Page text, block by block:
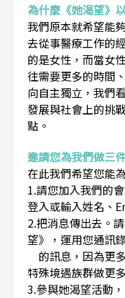
為什麼《她渴望》
我們原本就希望能
去從事醫療工作的
的是女性，而當女
往需要更多的時間
向自主獨立，我們
發展與社會上的挑
點。
邀請您為我們做三
在此我們希望您能
1.請您加入我們的
登入或輸入姓名、
2.把消息傳出去。
望》，運用您通訊
的訊息，因為更
特殊境遇族群做更
3.參與她渴望活動